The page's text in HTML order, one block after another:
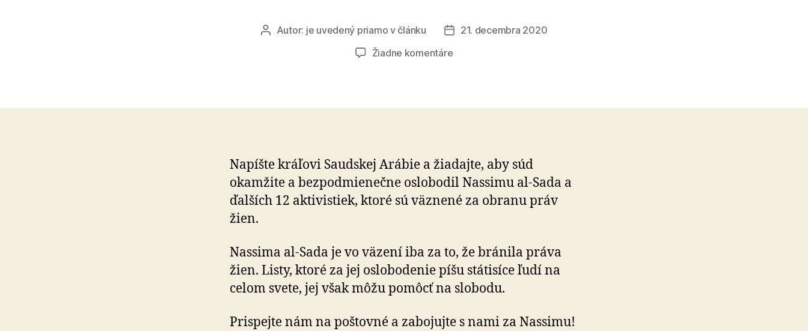
AutorAutor: je uvedený priamo v článku
Dátum
21. decembra 2020
Žiadne komentárena
dnes
vo
väzení
Napíšte kráľovi Saudskej Arábie a žiadajte, aby súd
okamžite a bezpodmienečne oslobodil Nassimu al-Sada a
ďalších 12 aktivistiek, ktoré sú väznené za obranu práv
žien.
Nassima al-Sada je vo väzení iba za to, že bránila práva
žien. Listy, ktoré za jej oslobodenie píšu státisíce ľudí na
celom svete, jej však môžu pomôcť na slobodu.
Prispejte nám na poštovné a zabojujte s nami za Nassimu!